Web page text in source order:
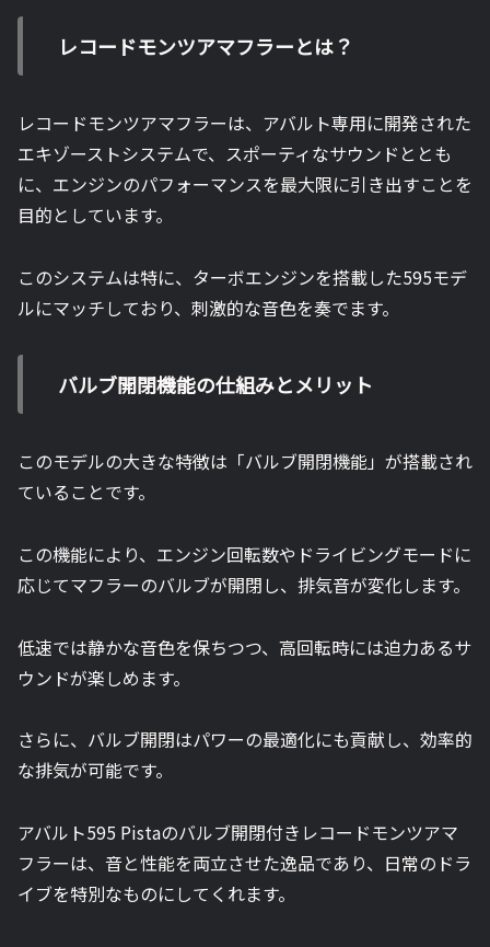
レコードモンツアマフラーとは？
レコードモンツアマフラーは、アバルト専用に開発された
エキゾーストシステムで、スポーティなサウンドととも
に、エンジンのパフォーマンスを最大限に引き出すことを
目的としています。
このシステムは特に、ターボエンジンを搭載した595モデ
ルにマッチしており、刺激的な音色を奏でます。
バルブ開閉機能の仕組みとメリット
このモデルの大きな特徴は「バルブ開閉機能」が搭載され
ていることです。
この機能により、エンジン回転数やドライビングモードに
応じてマフラーのバルブが開閉し、排気音が変化します。
低速では静かな音色を保ちつつ、高回転時には迫力あるサ
ウンドが楽しめます。
さらに、バルブ開閉はパワーの最適化にも貢献し、効率的
な排気が可能です。
アバルト595 Pistaのバルブ開閉付きレコードモンツアマ
フラーは、音と性能を両立させた逸品であり、日常のドラ
イブを特別なものにしてくれます。